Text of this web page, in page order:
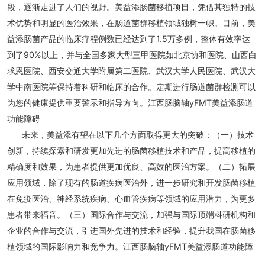
段，逐渐走进了人们的视野。美益添肠菌移植项目，凭借其独特的技
术优势和明显的医治效果，在肠道菌群移植领域独树一帜。目前，美
益添肠菌产品的临床疗程例数已经达到了1.5万多例，整体有效率达
到了90%以上，并与全国多家大型三甲医院如北京协和医院、山西白
求恩医院、西安交通大学附属第二医院、武汉大学人民医院、武汉大
学中南医院等保持着科研和临床的合作。定期进行肠道菌群检测可以
为您的健康提供重要警示和指导方向。江西肠脑轴yFMT美益添肠道
功能障碍
未来，美益添有望在以下几个方面取得更大的突破：（一）技术
创新，持续探索和研发更加先进的肠菌移植技术和产品，提高移植的
精确度和效果，为患者提供更加优良、高效的医治方案。（二）拓展
应用领域，除了现有的肠道疾病医治外，进一步研究和开发肠菌移植
在免疫医治、神经系统疾病、心血管疾病等领域的应用潜力，为更多
患者带来福音。（三）国际合作与交流，加强与国际顶端科研机构和
企业的合作与交流，引进国外先进的技术和经验，提升我国在肠菌移
植领域的国际影响力和竞争力。江西肠脑轴yFMT美益添肠道功能障